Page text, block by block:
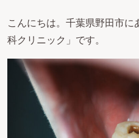
こんにちは。千葉県野田市
科クリニック」です。